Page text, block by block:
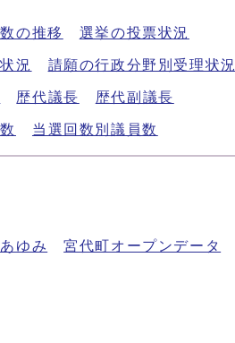
の推移 選挙の投票状況
況 請願の行政分野別受理状況
歴代議長 歴代副議長
当選回数別議員数
ゆみ 宮代町オープンデータ